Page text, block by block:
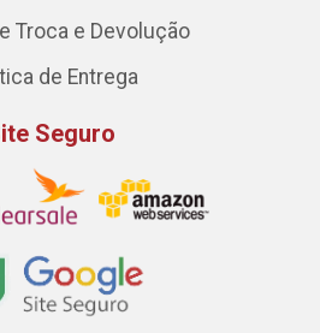
Troca e Devolução
de Entrega
Seguro